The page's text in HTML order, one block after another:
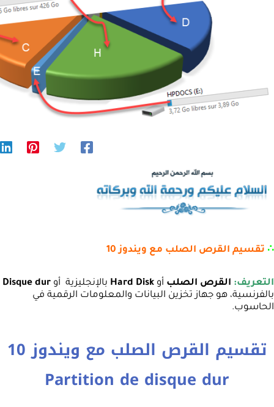
∴ تقسيم القرص الصلب مع ويندوز 10
التعريف: القرص الصلب أو Hard Disk بالإنجليزية أو Disque dur
بالفرنسية، هو جهاز تخزين البيانات والمعلومات الرقمية في
الحاسوب.
تقسيم القرص الصلب مع ويندوز 10
Partition de disque dur